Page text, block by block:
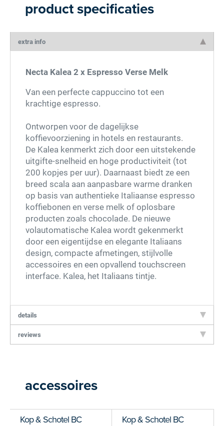
product specificaties
extra info
Necta Kalea 2 x Espresso Verse Melk
Van een perfecte cappuccino tot een
krachtige espresso.
Ontworpen voor de dagelijkse
koffievoorziening in hotels en restaurants.
De Kalea kenmerkt zich door een uitstekende
uitgifte-snelheid en hoge productiviteit (tot
200 kopjes per uur). Daarnaast biedt ze een
breed scala aan aanpasbare warme dranken
op basis van authentieke Italiaanse espresso
koffiebonen en verse melk of oplosbare
producten zoals chocolade. De nieuwe
volautomatische Kalea wordt gekenmerkt
door een eigentijdse en elegante Italiaans
design, compacte afmetingen, stijlvolle
accessoires en een opvallend touchscreen
interface. Kalea, het Italiaans tintje.
details
reviews
accessoires
Kop & Schotel BC Kop & Schotel BC